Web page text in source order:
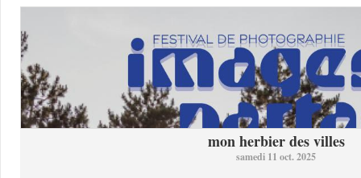
mon herbier des villes
samedi 11 oct. 2025